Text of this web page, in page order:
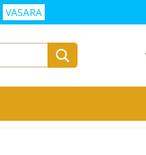
VASARA